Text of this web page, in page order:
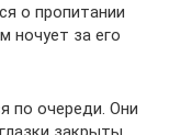
о пропитании
ночует за его
по очереди. Они